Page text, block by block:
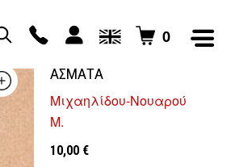
0
ΑΣΜΑΤΑ
Μιχαηλίδου-Νουαρού
Μ.
10,00 €